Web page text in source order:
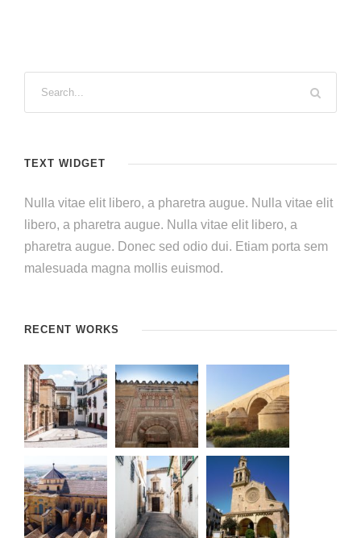
TEXT WIDGET
Nulla vitae elit libero, a pharetra augue. Nulla vitae elit
libero, a pharetra augue. Nulla vitae elit libero, a
pharetra augue. Donec sed odio dui. Etiam porta sem
malesuada magna mollis euismod.
RECENT WORKS